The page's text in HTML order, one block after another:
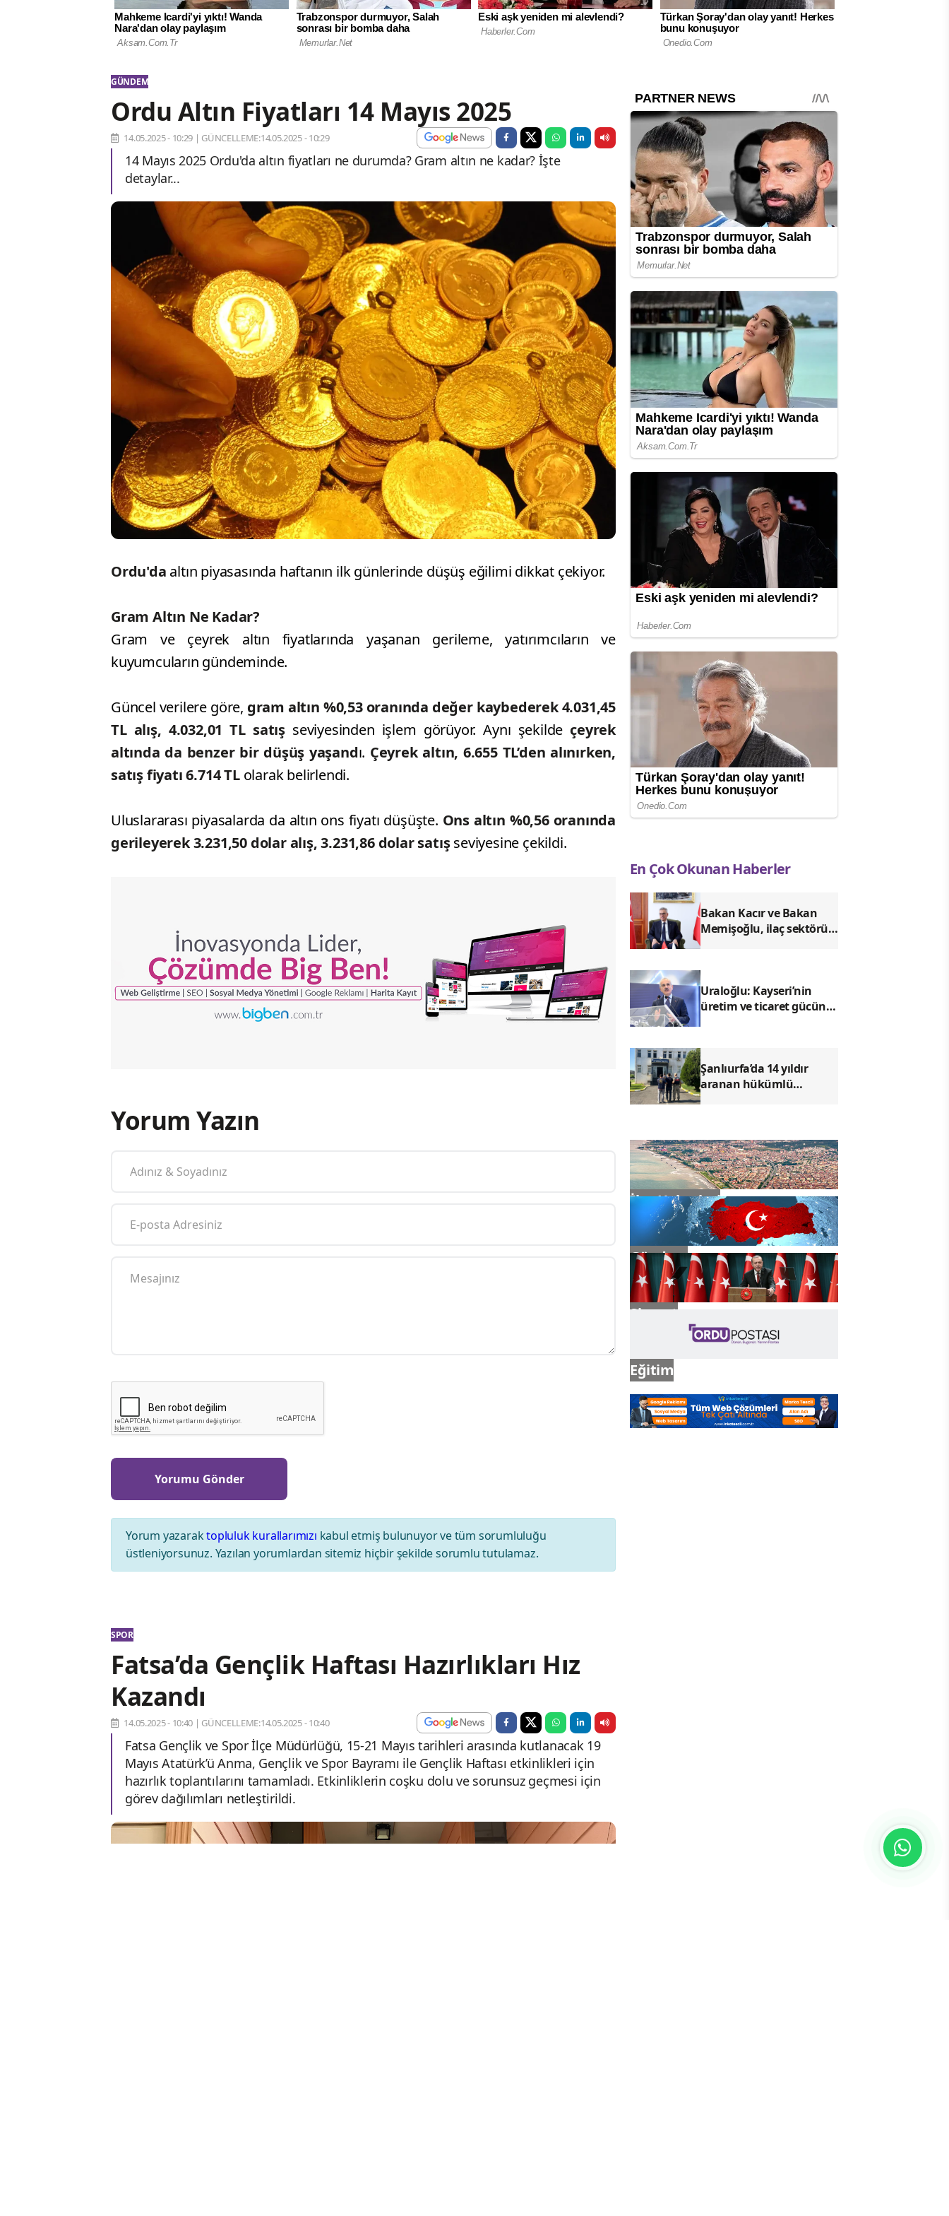
GÜNDEM
Ordu Altın Fiyatları 14 Mayıs 2025
14.05.2025 - 10:29 | GÜNCELLEME:14.05.2025 - 10:29
14 Mayıs 2025 Ordu'da altın fiyatları ne durumda? Gram altın ne kadar? İşte
detaylar...
Ordu'da altın piyasasında haftanın ilk günlerinde düşüş eğilimi dikkat çekiyor.
Gram Altın Ne Kadar?
Gram ve çeyrek altın fiyatlarında yaşanan gerileme, yatırımcıların ve
kuyumcuların gündeminde.
Güncel verilere göre, gram altın %0,53 oranında değer kaybederek 4.031,45
TL alış, 4.032,01 TL satışseviyesinden işlem görüyor. Aynı şekilde çeyrek
altında da benzer bir düşüş yaşandı. Çeyrek altın, 6.655 TL’den alınırken,
satış fiyatı 6.714 TLolarak belirlendi.
Uluslararası piyasalarda da altın ons fiyatı düşüşte. Ons altın %0,56 oranında
gerileyerek 3.231,50 dolar alış, 3.231,86 dolar satışseviyesine çekildi.
Yorum Yazın
Yorum yazaraktopluluk kurallarımızı kabul etmiş bulunuyor ve tüm sorumluluğu
üstleniyorsunuz. Yazılan yorumlardan sitemiz hiçbir şekilde sorumlu tutulamaz.
SPOR
Fatsa’da Gençlik Haftası Hazırlıkları Hız
Kazandı
14.05.2025 - 10:40 | GÜNCELLEME:14.05.2025 - 10:40
Fatsa Gençlik ve Spor İlçe Müdürlüğü, 15-21 Mayıs tarihleri arasında kutlanacak 19
Mayıs Atatürk’ü Anma, Gençlik ve Spor Bayramı ile Gençlik Haftası etkinlikleri için
hazırlık toplantılarını tamamladı. Etkinliklerin coşku dolu ve sorunsuz geçmesi için
görev dağılımları netleştirildi.
En Çok Okunan Haberler
Bakan Kacır ve Bakan
Memişoğlu, ilaç sektörü
Uraloğlu: Kayseri’nin
üretim ve ticaret gücünü
Şanlıurfa’da 14 yıldır
aranan hükümlü
İlçe Haberleri
Gündem
Siyaset
Eğitim